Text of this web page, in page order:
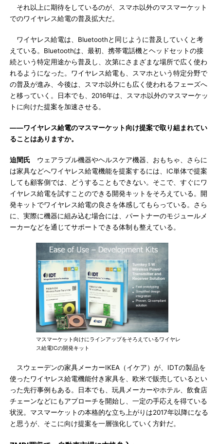
それ以上に期待をしているのが、スマホ以外のマスマーケット
でのワイヤレス給電の普及拡大だ。
ワイヤレス給電は、Bluetoothと同じように普及していくと考
えている。Bluetoothは、最初、携帯電話機とヘッドセットの接
続という特定用途から普及し、次第にさまざまな場所で広く使わ
れるようになった。ワイヤレス給電も、スマホという特定分野で
の普及が進み、今後は、スマホ以外にも広く使われるフェーズへ
と移っていく。日本でも、2016年は、スマホ以外のマスマーケッ
トに向けた提案を加速させる。
――ワイヤレス給電のマスマーケット向け提案で取り組まれてい
ることはありますか。
迫間氏 ウェアラブル機器やヘルスケア機器、おもちゃ、さらに
は家具などへワイヤレス給電機能を提案するには、IC単体で提案
しても顧客側では、どうすることもできない。そこで、すぐにワ
イヤレス給電を試すことのできる開発キットをそろえている。開
発キットでワイヤレス給電の良さを体感してもらっている。さら
に、実際に機器に組み込む場合には、パートナーのモジュールメ
ーカーなどを通じてサポートできる体制も整えている。
マスマーケット向けにラインアップをそろえているワイヤレ
ス給電ICの開発キット
スウェーデンの家具メーカーIKEA（イケア）が、IDTの製品を
使ったワイヤレス給電機能付き家具を、欧米で販売しているとい
った先行事例もある。日本でも、玩具メーカーやホテル、飲食店
チェーンなどにもアプローチを開始し、一定の手応えを得ている
状況。マスマーケットの本格的な立ち上がりは2017年以降になる
と思うが、そこに向け提案を一層強化していく方針だ。